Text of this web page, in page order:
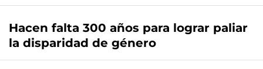
Hacen falta 300 años para lograr paliar
la disparidad de género